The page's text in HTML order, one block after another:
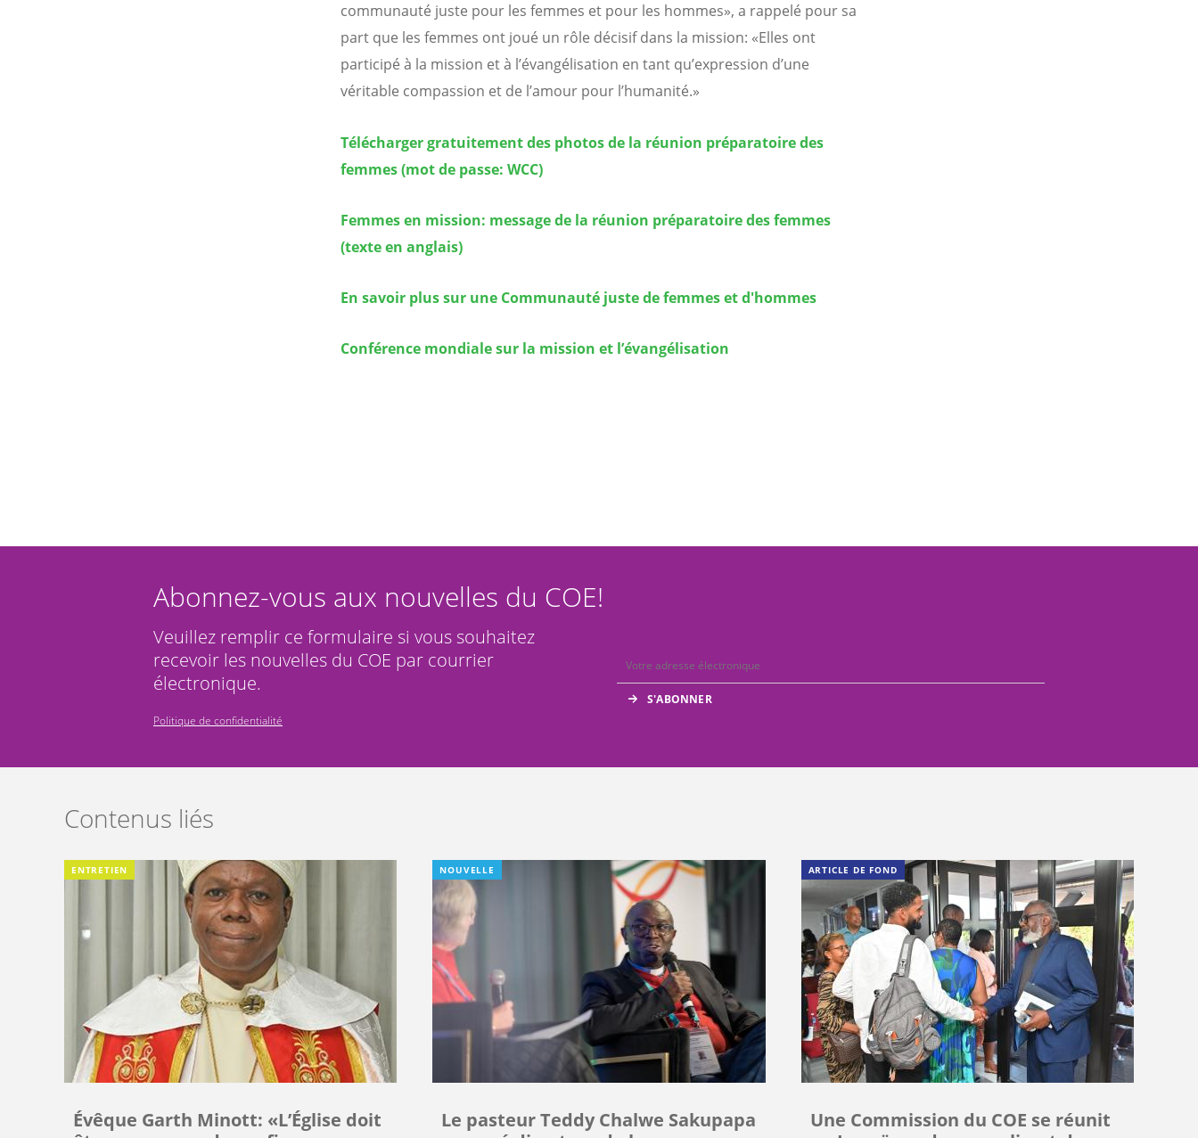
communauté juste pour les femmes et pour les hommes», a rappelé pour sa
part que les femmes ont joué un rôle décisif dans la mission: «Elles ont
participé à la mission et à l’évangélisation en tant qu’expression d’une
véritable compassion et de l’amour pour l’humanité.»
Télécharger gratuitement des photos de la réunion préparatoire des
femmes (mot de passe: WCC)
Femmes en mission: message de la réunion préparatoire des femmes
(texte en anglais)
En savoir plus sur une Communauté juste de femmes et d'hommes
Conférence mondiale sur la mission et l’évangélisation
Abonnez-vous aux nouvelles du COE!
Veuillez remplir ce formulaire si vous souhaitez
recevoir les nouvelles du COE par courrier
électronique.
Politique de confidentialité
Contenus liés
ENTRETIEN
Évêque Garth Minott: «L’Église doit
NOUVELLE
Le pasteur Teddy Chalwe Sakupapa
ARTICLE DE FOND
Une Commission du COE se réunit